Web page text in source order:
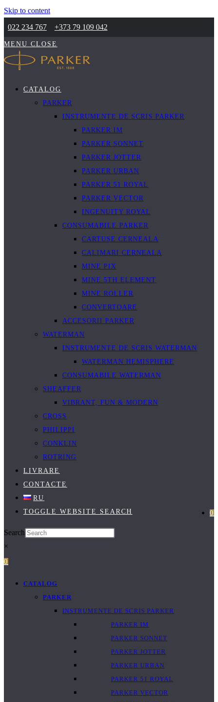
Skip to content
022 234 767
+373 79 109 042
MENU CLOSE
CATALOG
PARKER
INSTRUMENTE DE SCRIS PARKER
PARKER IM
PARKER SONNET
PARKER JOTTER
PARKER URBAN
PARKER 51 ROYAL
PARKER VECTOR
INGENUITY ROYAL
CONSUMABILE PARKER
CARTUȘE CERNEALA
CALIMARI CERNEALA
MINE PIX
MINE 5TH ELEMENT
MINE ROLLER
CONVERTOARE
ACCESORII PARKER
WATERMAN
INSTRUMENTE DE SCRIS WATERMAN
WATERMAN HEMISPHERE
CONSUMABILE WATERMAN
SHEAFFER
VIBRANT, FUN & MODERN
CROSS
PHILIPPI
CONKLIN
ROTRING
LIVRARE
CONTACTE
RU
0
TOGGLE WEBSITE SEARCH
Search
×
0
CATALOG
PARKER
INSTRUMENTE DE SCRIS PARKER
PARKER IM
PARKER SONNET
PARKER JOTTER
PARKER URBAN
PARKER 51 ROYAL
PARKER VECTOR